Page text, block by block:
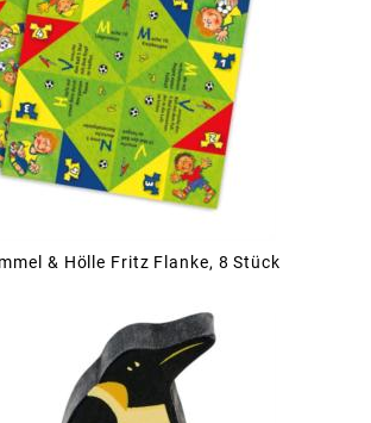
& Hölle Fritz Flanke, 8 Stück